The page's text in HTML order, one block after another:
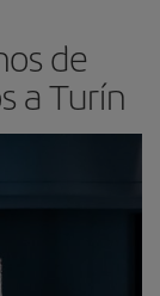
de
a Turín